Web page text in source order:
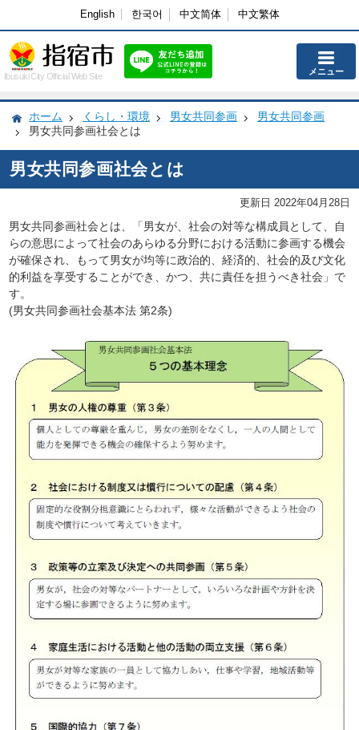
English 한국어 中文简体 中文繁体
Ibusuki City Official Web Site メニュー
ホーム くらし・環境 男女共同参画
男女共同参画
男女共同参画社会とは
男女共同参画社会とは
更新日 2022年04月28日
男女共同参画社会とは、「男女が、社会の対等な構成員として、自
らの意思によって社会のあらゆる分野における活動に参画する機会
が確保され、もって男女が均等に政治的、経済的、社会的及び文化
的利益を享受することができ、かつ、共に責任を担うべき社会」で
す。
(男女共同参画社会基本法 第2条)